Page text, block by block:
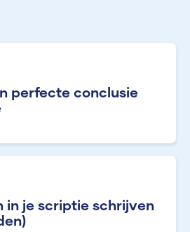
perfecte conclusie
in je scriptie schrijven